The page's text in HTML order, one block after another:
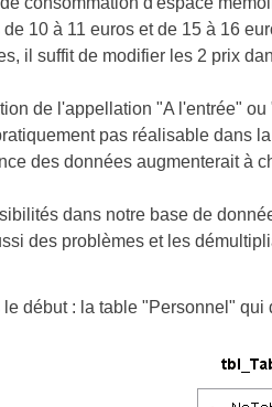
10 à 11 euros et de 15 à 16
il suffit de modifier les 2 prix
de l'appellation "A l'entrée" ou
pas réalisable dans la
des données augmenterait à
dans notre base de
des problèmes et les
début : la table "Personnel"